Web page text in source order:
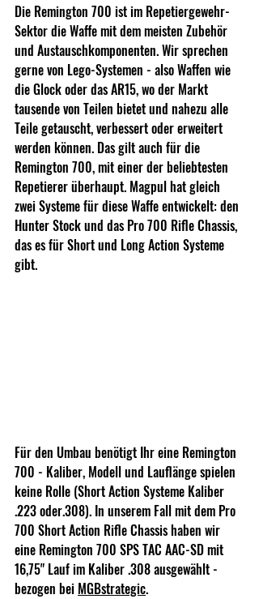
Die Remington 700 ist im Repetiergewehr-
Sektor die Waffe mit dem meisten Zubehör
und Austauschkomponenten. Wir sprechen
gerne von Lego-Systemen - also Waffen wie
die Glock oder das AR15, wo der Markt
tausende von Teilen bietet und nahezu alle
Teile getauscht, verbessert oder erweitert
werden können. Das gilt auch für die
Remington 700, mit einer der beliebtesten
Repetierer überhaupt. Magpul hat gleich
zwei Systeme für diese Waffe entwickelt: den
Hunter Stock und das Pro 700 Rifle Chassis,
das es für Short und Long Action Systeme
gibt.
Für den Umbau benötigt Ihr eine Remington
700 - Kaliber, Modell und Lauflänge spielen
keine Rolle (Short Action Systeme Kaliber
.223 oder.308). In unserem Fall mit dem Pro
700 Short Action Rifle Chassis haben wir
eine Remington 700 SPS TAC AAC-SD mit
16,75" Lauf im Kaliber .308 ausgewählt -
bezogen bei MGBstrategic.